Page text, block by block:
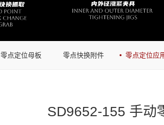
零点定位母板 零点快换附件 零点定位应
SD9652-155 手动